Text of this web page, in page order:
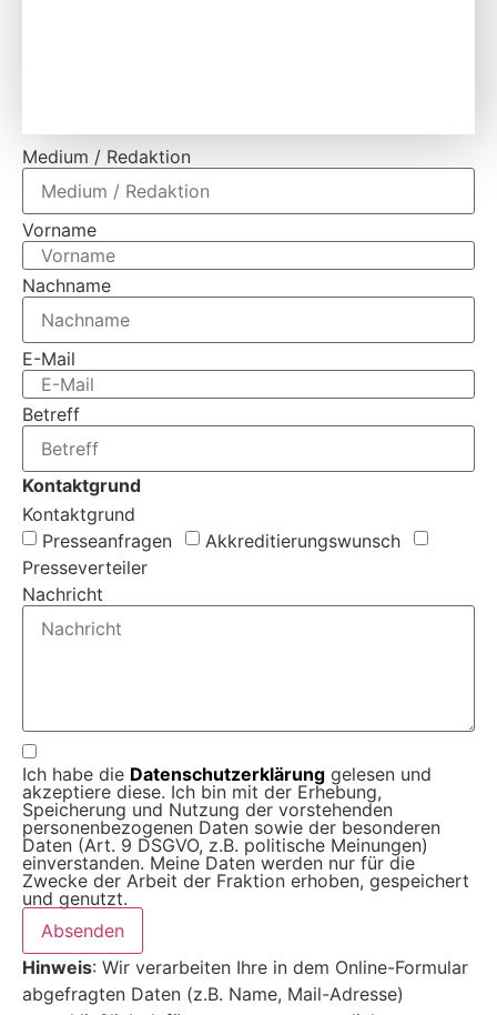
Medium / Redaktion
Vorname
Nachname
E-Mail
Betreff
Kontaktgrund
Kontaktgrund
Presseanfragen
Akkreditierungs­wunsch
Presseverteiler
Nachricht
Ich habe die Datenschutz­erklärung gelesen und
akzeptiere diese. Ich bin mit der Erhebung,
Speicherung und Nutzung der vorstehenden
personenbezogenen Daten sowie der besonderen
Daten (Art. 9 DSGVO, z.B. politische Meinungen)
einverstanden. Meine Daten werden nur für die
Zwecke der Arbeit der Fraktion erhoben, gespeichert
und genutzt.
Absenden
Hinweis: Wir verarbeiten Ihre in dem Online-Formular
abgefragten Daten (z.B. Name, Mail-Adresse)